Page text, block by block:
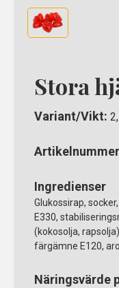
Stora
Variant/Vikt:
Ingredienser
Glukossirap,
E330,
(kokosolja,
färgämne E120,
Näringsvärde